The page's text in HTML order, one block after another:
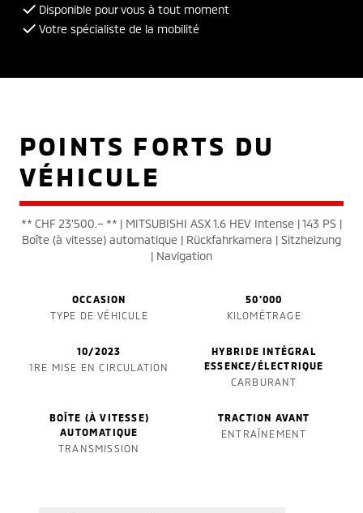
Disponible pour vous à tout moment
Votre spécialiste de la mobilité
POINTS FORTS DU
VÉHICULE
** CHF 23'500.– ** | MITSUBISHI ASX 1.6 HEV Intense | 143 PS |
Boîte (à vitesse) automatique | Rückfahrkamera | Sitzheizung
| Navigation
OCCASION
TYPE DE VÉHICULE
50'000
KILOMÉTRAGE
10/2023
1RE MISE EN CIRCULATION
HYBRIDE INTÉGRAL
ESSENCE/ÉLECTRIQUE
CARBURANT
BOÎTE (À VITESSE)
AUTOMATIQUE
TRANSMISSION
TRACTION AVANT
ENTRAÎNEMENT